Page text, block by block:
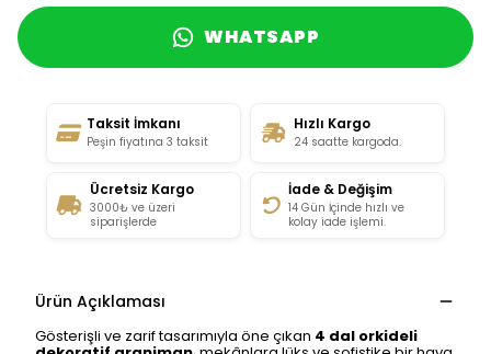
WHATSAPP
Taksit İmkanı
Peşin fiyatına 3 taksit
Hızlı Kargo
24 saatte kargoda.
Ücretsiz Kargo
3000₺ ve üzeri
siparişlerde
İade & Değişim
14 Gün İçinde hızlı ve
kolay iade işlemi.
Ürün Açıklaması
Gösterişli ve zarif tasarımıyla öne çıkan 4 dal orkideli